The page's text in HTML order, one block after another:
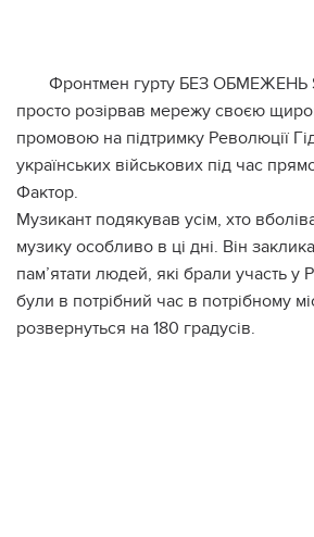
Фронтмен гурту БЕЗ ОБМЕЖЕНЬ
просто розірвав мережу своєю
промовою на підтримку Революції
українських військових під час
Фактор.
Музикант подякував усім, хто
музику особливо в ці дні. Він
пам’ятати людей, які брали участь у
були в потрібний час в потрібному
розвернуться на 180 градусів.